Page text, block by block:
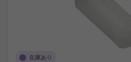
在庫あり